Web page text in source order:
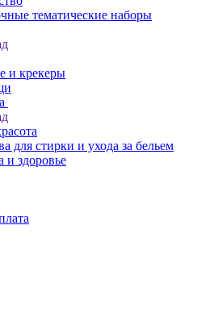
тематические наборы
и крекеры
для стирки и ухода за бельем
и здоровье